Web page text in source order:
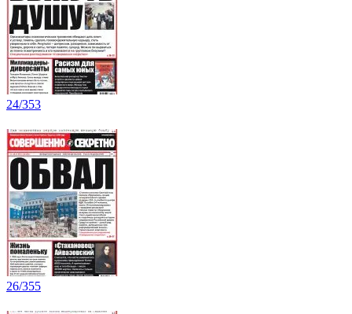
24/353
26/355